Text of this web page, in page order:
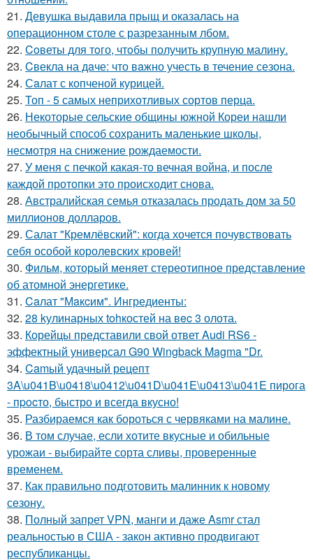
21. Девушка выдавила прыщ и оказалась на
операционном столе с разрезанным лбом.
22. Coветы для тoго, чтoбы получить крупную малину.
23. Cвекла на дaче: что вaжно учесть в течение сезона.
24. Сaлат с копченой курицей.
25. Топ - 5 самых неприхотливых сортов перца.
26. Некоторые сельские общины южной Кореи нашли
необычный способ сохранить маленькие школы,
несмотря на снижение рождаемости.
27. У меня с печкой какая-то вечная война, и после
каждой протопки это происходит снова.
28. Австралийская семья отказалась продать дом за 50
миллионов долларов.
29. Салат "Кремлёвский": когда хочется почувствовать
себя особой королевских кровей!
30. Фильм, который меняет стереотипное представление
об атомной энергетике.
31. Caлат "Мaкcим". Ингредиенты:
32. 28 kулинарных tohкостей на вec 3 олота.
33. Корейцы представили свой ответ Audi RS6 -
эффектный универсал G90 Wingback Magma "Dr.
34. Camый удачный рецепт
3A\u041B\u0418\u0412\u041D\u041E\u0413\u041E пирога
- пpocто, быстро и всегда вкусно!
35. Разбираемся как бороться с червяками на малине.
36. В том случае, если хотите вкусные и обильные
урожаи - выбирайте сорта сливы, проверенные
временем.
37. Как правильно подготовить малинник к новому
сезону.
38. Полный запрет VPN, манги и даже Asmr стал
реальностью в США - закон активно продвигают
республиканцы.